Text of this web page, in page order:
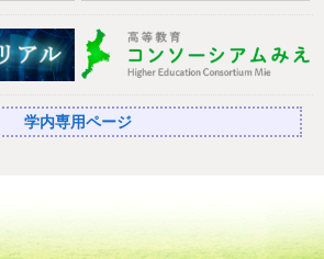
学内専用ページ